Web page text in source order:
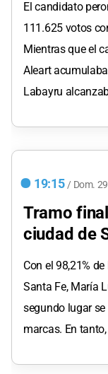
El candidato
111.625 votos
Mientras que el
Aleart
Labayru
19:15 / Dom.
Tramo
ciudad de
Con el 98,21%
Santa Fe, María
segundo lugar
marcas. En